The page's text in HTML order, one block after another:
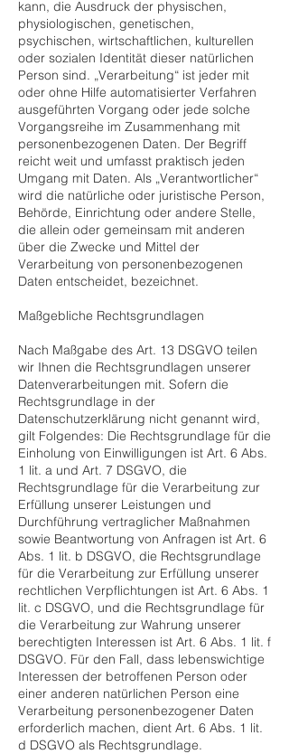
kann, die Ausdruck der physischen,
physiologischen, genetischen,
psychischen, wirtschaftlichen, kulturellen
oder sozialen Identität dieser natürlichen
Person sind. „Verarbeitung“ ist jeder mit
oder ohne Hilfe automatisierter Verfahren
ausgeführten Vorgang oder jede solche
Vorgangsreihe im Zusammenhang mit
personenbezogenen Daten. Der Begriff
reicht weit und umfasst praktisch jeden
Umgang mit Daten. Als „Verantwortlicher“
wird die natürliche oder juristische Person,
Behörde, Einrichtung oder andere Stelle,
die allein oder gemeinsam mit anderen
über die Zwecke und Mittel der
Verarbeitung von personenbezogenen
Daten entscheidet, bezeichnet.
Maßgebliche Rechtsgrundlagen
Nach Maßgabe des Art. 13 DSGVO teilen
wir Ihnen die Rechtsgrundlagen unserer
Datenverarbeitungen mit. Sofern die
Rechtsgrundlage in der
Datenschutzerklärung nicht genannt wird,
gilt Folgendes: Die Rechtsgrundlage für die
Einholung von Einwilligungen ist Art. 6 Abs.
1 lit. a und Art. 7 DSGVO, die
Rechtsgrundlage für die Verarbeitung zur
Erfüllung unserer Leistungen und
Durchführung vertraglicher Maßnahmen
sowie Beantwortung von Anfragen ist Art. 6
Abs. 1 lit. b DSGVO, die Rechtsgrundlage
für die Verarbeitung zur Erfüllung unserer
rechtlichen Verpflichtungen ist Art. 6 Abs. 1
lit. c DSGVO, und die Rechtsgrundlage für
die Verarbeitung zur Wahrung unserer
berechtigten Interessen ist Art. 6 Abs. 1 lit. f
DSGVO. Für den Fall, dass lebenswichtige
Interessen der betroffenen Person oder
einer anderen natürlichen Person eine
Verarbeitung personenbezogener Daten
erforderlich machen, dient Art. 6 Abs. 1 lit.
d DSGVO als Rechtsgrundlage.